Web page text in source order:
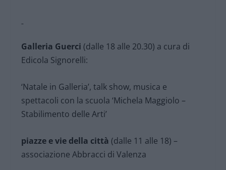
Galleria Guerci (dalle 18 alle 20.30) a cura di
Edicola Signorelli:
‘Natale in Galleria’, talk show, musica e
spettacoli con la scuola ‘Michela Maggiolo –
Stabilimento delle Arti’
piazze e vie della città (dalle 11 alle 18) –
associazione Abbracci di Valenza